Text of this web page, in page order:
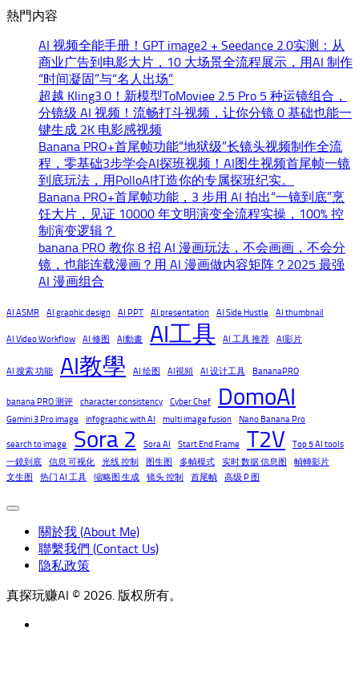
熱門内容
AI 视频全能手册！GPT image2 + Seedance 2.0实测：从
商业广告到电影大片，10 大场景全流程展示，用AI 制作
“时间凝固”与“名人出场”
超越 Kling3.0！新模型ToMoviee 2.5 Pro 5 种运镜组合，
分镜级 AI 视频！流畅打斗视频，让你分镜 0 基础也能一
键生成 2K 电影感视频
Banana PRO+首尾帧功能“地狱级”长镜头视频制作全流
程，零基础3步学会AI探班视频！AI图生视频首尾帧一镜
到底玩法，用PolloAI打造你的专属探班纪实。
Banana PRO+首尾帧功能，3 步用 AI 拍出“一镜到底”烹
饪大片，见证 10000 年文明演变全流程实操，100% 控
制演变逻辑？
banana PRO 教你 8 招 AI 漫画玩法，不会画画，不会分
镜，也能连载漫画？用 AI 漫画做内容矩阵？2025 最强
AI 漫画组合
AI ASMR AI graphic design AI PPT AI presentation AI Side Hustle AI thumbnail
AI Video Workflow AI 修图 AI動畫 AI工具 AI 工具 推荐 AI影片
AI 搜索 功能 AI教學 AI 绘图 AI視頻 AI 设计工具 BananaPRO
banana PRO 测评 character consistency Cyber Chef DomoAI
Gemini 3 Pro image infographic with AI multi image fusion Nano Banana Pro
search to image Sora 2 Sora AI Start End Frame T2V
Top 5 AI tools
一鏡到底
信息 可视化 光线 控制 图生图 多幀模式 实时 数据 信息图
幀轉影片
文生图
热门 AI 工具 缩略图 生成 镜头 控制 首尾幀 高级 P 图
關於我 (About Me)
聯繫我們 (Contact Us)
隐私政策
真探玩赚AI © 2026. 版权所有。